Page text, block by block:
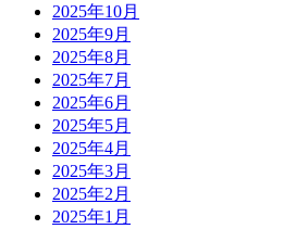
2025年10月
2025年9月
2025年8月
2025年7月
2025年6月
2025年5月
2025年4月
2025年3月
2025年2月
2025年1月